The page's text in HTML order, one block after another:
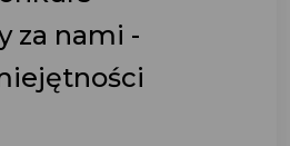
za nami -